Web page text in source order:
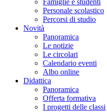
Famiglie e studenti
Personale scolastico
Percorsi di studio
Novità
Panoramica
Le notizie
Le circolari
Calendario eventi
Albo online
Didattica
Panoramica
Offerta formativa
I progetti delle classi